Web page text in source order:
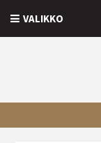
VALIKKO